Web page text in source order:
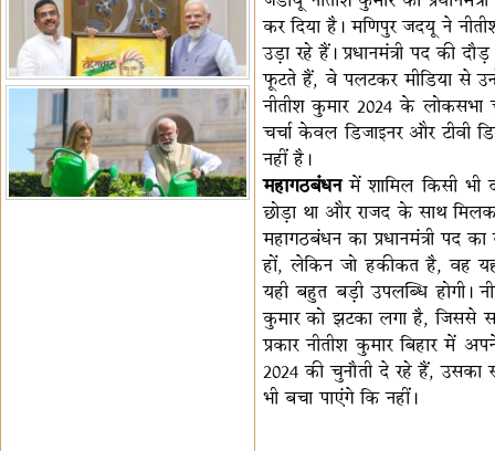
कर दिया है। मणिपुर जदयू ने
उड़ा रहे हैं। प्रधानमंत्री पद की
फूटते हैं, वे पलटकर मीडिया से
नीतीश कुमार 2024 के लोकसभा
चर्चा केवल डिजाइनर और टीवी
नहीं है।
महागठबंधनमें शामिल किसी भी
छोड़ा था और राजद के साथ
महागठबंधन का प्रधानमंत्री पद
हों, लेकिन जो हकीकत है, वह
यही बहुत बड़ी उपलब्धि होगी।
कुमार को झटका लगा है, जिससे
प्रकार नीतीश कुमार बिहार में
2024 की चुनौती दे रहे हैं, उसका
भी बचा पाएंगे कि नहीं।